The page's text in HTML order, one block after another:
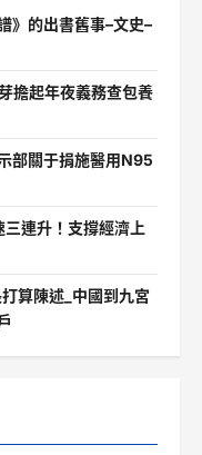
的出書舊事–文史–
擔起年夜義務查包養
部關于捐施醫用N95
連升！支撐經濟上
算陳述_中國到九宮